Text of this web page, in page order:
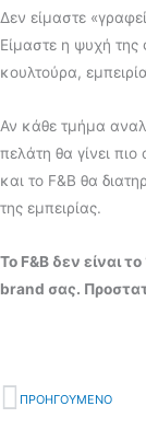
Δεν είμαστε
Είμαστε η ψυχή της
κουλτούρα,
Αν κάθε τμήμα
πελάτη θα γίνει
και το F&B θα
της εμπειρίας.
Το F&B δεν είναι
brand σας.
Prev
ΠΡΟΗΓΟΥΜΕΝΟ